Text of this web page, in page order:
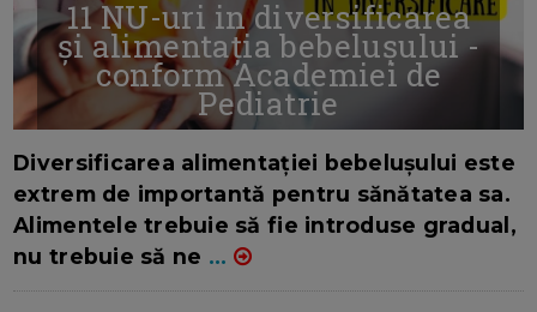
11 NU-uri in diversificarea
și alimentația bebelușului -
conform Academiei de
Pediatrie
Diversificarea alimentației bebelușului este
extrem de importantă pentru sănătatea sa.
Alimentele trebuie să fie introduse gradual,
nu trebuie să ne ...